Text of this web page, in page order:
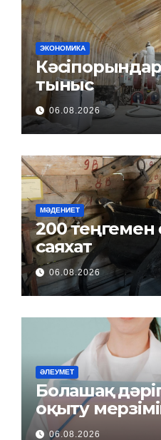
ЭКОНОМИКА
Кәсіпорындарға
тыныс
06.08.2026
МӘДЕНИЕТ
200 теңгемен өткенге
саяхат
06.08.2026
ӘЛЕУМЕТ
Болашақ
оқыту
керек пе?
06.08.2026